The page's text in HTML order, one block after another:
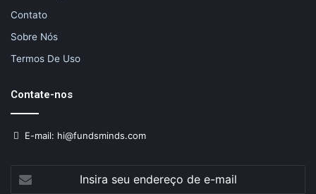
Contato
Sobre Nós
Termos De Uso
Contate-nos
E-mail: hi@fundsminds.com
Insira
seu